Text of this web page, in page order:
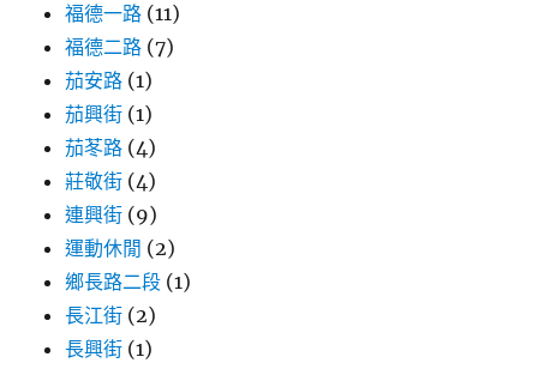
福德一路 (11)
福德二路 (7)
茄安路 (1)
茄興街 (1)
茄苳路 (4)
莊敬街 (4)
連興街 (9)
運動休閒 (2)
鄉長路二段 (1)
長江街 (2)
長興街 (1)